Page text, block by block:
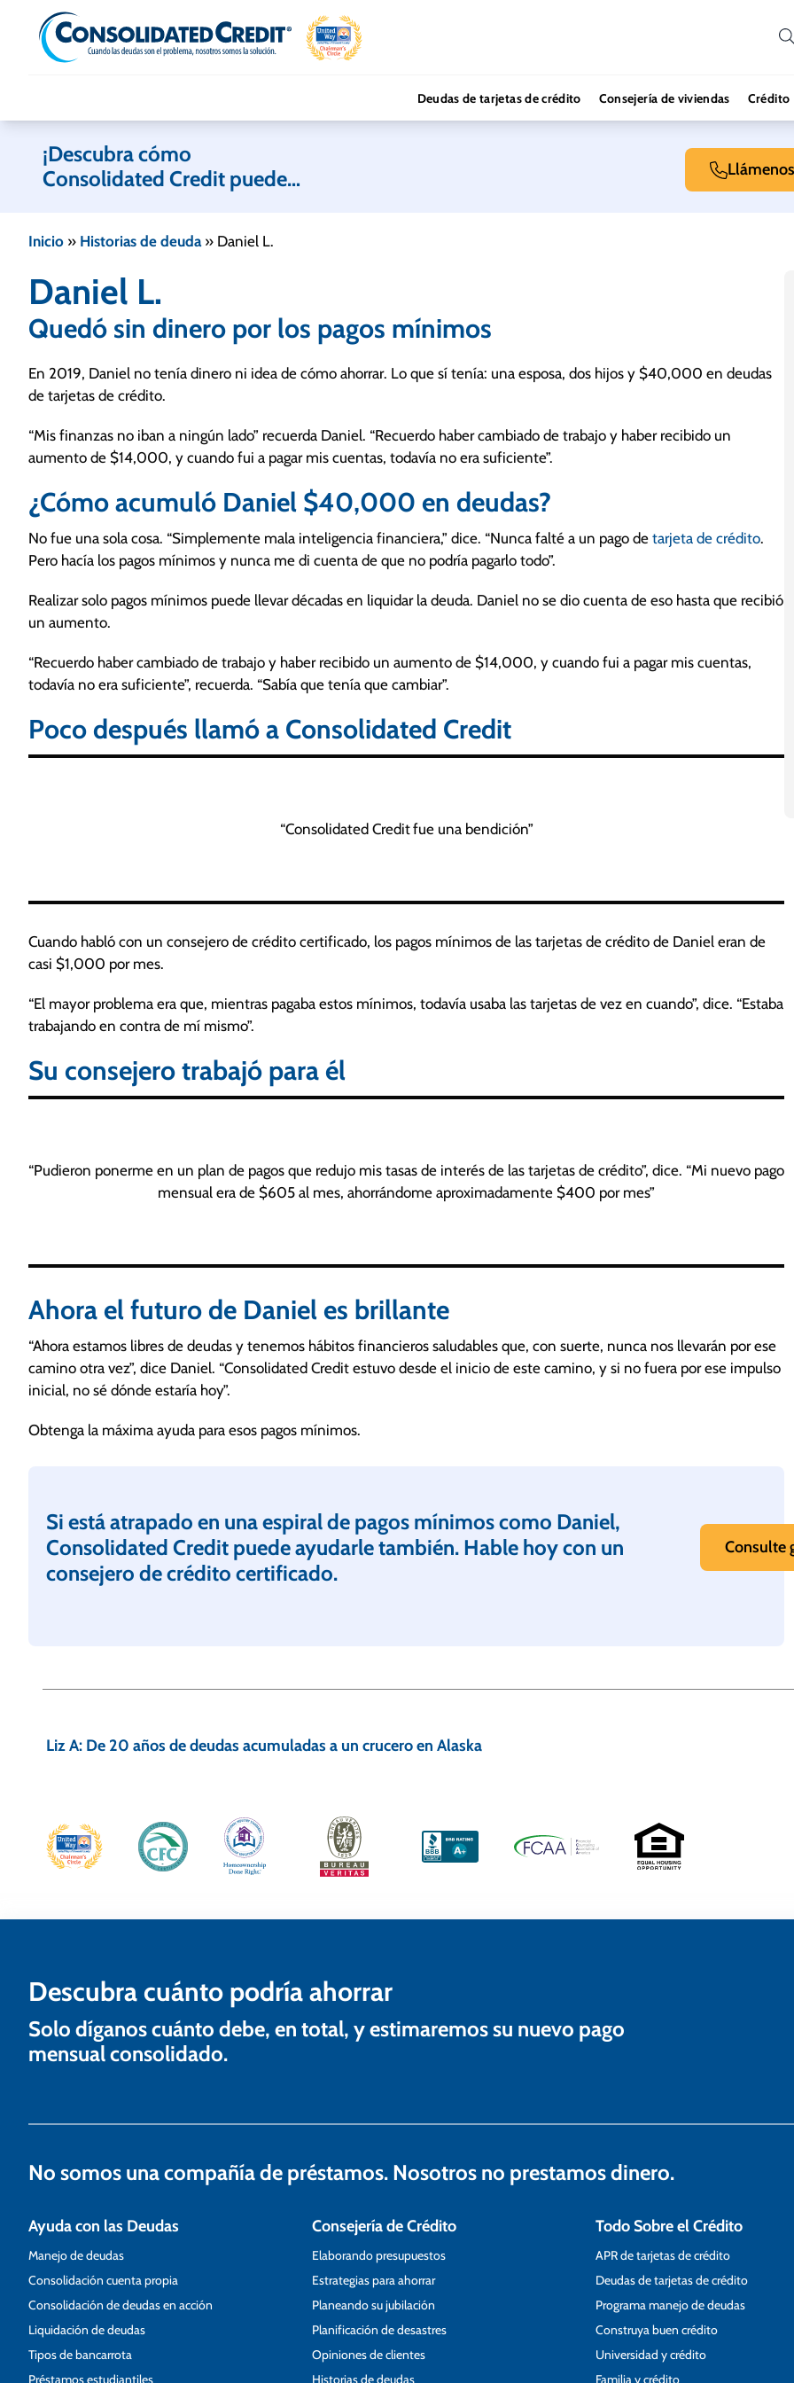
Skip to content
Deudas de tarjetas de crédito Consejería de viviendas Crédito
¡Descubra cómo
Consolidated Credit puede
Llámenos
Inicio » Historias de deuda» Daniel L.
Daniel L.
Quedó sin dinero por los pagos mínimos
En 2019, Daniel no tenía dinero ni idea de cómo ahorrar. Lo que sí tenía: una esposa, dos hijos y $40,000 en deudas
de tarjetas de crédito.
“Mis finanzas no iban a ningún lado” recuerda Daniel. “Recuerdo haber cambiado de trabajo y haber recibido un
aumento de $14,000, y cuando fui a pagar mis cuentas, todavía no era suficiente”.
¿Cómo acumuló Daniel $40,000 en deudas?
No fue una sola cosa. “Simplemente mala inteligencia financiera,” dice. “Nunca falté a un pago de tarjeta de crédito.
Pero hacía los pagos mínimos y nunca me di cuenta de que no podría pagarlo todo”.
Realizar solo pagos mínimos puede llevar décadas en liquidar la deuda. Daniel no se dio cuenta de eso hasta que recibió
un aumento.
“Recuerdo haber cambiado de trabajo y haber recibido un aumento de $14,000, y cuando fui a pagar mis cuentas,
todavía no era suficiente”, recuerda. “Sabía que tenía que cambiar”.
Poco después llamó a Consolidated Credit
“Consolidated Creditfue una bendición”
Cuando habló con un consejero de crédito certificado, los pagos mínimos de las tarjetas de crédito de Daniel eran de
casi $1,000 por mes.
“El mayor problema era que, mientras pagaba estos mínimos, todavía usaba las tarjetas de vez en cuando”, dice. “Estaba
trabajando en contra de mí mismo”.
Su consejero trabajó para él
“Pudieron ponerme en un plan de pagos que redujo mis tasas de interés de las tarjetas de crédito”, dice. “Mi nuevo pago
mensual era de $605 al mes, ahorrándome aproximadamente $400 por mes”
Ahora el futuro de Daniel es brillante
“Ahora estamos libres de deudas y tenemos hábitos financieros saludables que, con suerte, nunca nos llevarán por ese
camino otra vez”, dice Daniel. “Consolidated Credit estuvo desde el inicio de este camino, y si no fuera por ese impulso
inicial, no sé dónde estaría hoy”.
Obtenga la máxima ayuda para esos pagos mínimos.
Si está atrapado en una espiral de pagos mínimos como Daniel,
Consolidated Credit puede ayudarle también. Hable hoy con un
consejero de crédito certificado.
Consulte
a
g
a
i
n
d
e
n
r
a
d
a
s
Liz A: De 20 años de deudas acumuladas a un crucero en Alaska
Descubra cuánto podría ahorrar
Solo díganos cuánto debe, en total, y estimaremos su nuevo pago
mensual consolidado.
No somos una compañía de préstamos. Nosotros no prestamos dinero.
Ayuda con las Deudas
Manejo de deudas
Consolidación cuenta propia
Consolidación de deudas en acción
Liquidación de deudas
Tipos de bancarrota
Préstamos estudiantiles
Consejería de Crédito
Elaborando presupuestos
Estrategias para ahorrar
Planeando su jubilación
Planificación de desastres
Opiniones de clientes
Historias de deudas
Todo Sobre el Crédito
APR de tarjetas de crédito
Deudas de tarjetas de crédito
Programa manejo de deudas
Construya buen crédito
Universidad y crédito
Familia y crédito